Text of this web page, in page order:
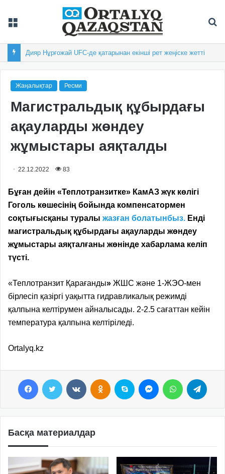
Дияр Нұрғожай UFC-де қатарынан екінші рет жеңіске жетті
Жаңалықтар Ресми
Магистральдық құбырдағы
ақауларды жөндеу
жұмыстары аяқталды
22.12.2022 83
Бұған дейін «Теплотранзитке» КамАЗ жүк көлігі
Гоголь көшесінің бойында компенсатормен
соқтығысқаны туралы жазған болатынбыз. Енді
магистральдық құбырдағы ақауларды жөндеу
жұмыстары аяқталғаны жөнінде хабарлама келіп
түсті.
«Теплотранзит Қарағанды» ЖШС және 1-ЖЭО-мен
бірлесіп қазіргі уақытта гидравликалық режимді
қалпына келтірумен айналысады. 2-2.5 сағаттан кейін
температура қалпына келтіріледі.
Оrtalyq.kz
Басқа материалдар